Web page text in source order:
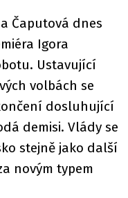
Čaputová dnes
Igora
Ustavující
volbách se
dosluhující
demisi. Vlády se
stejně jako další
novým typem